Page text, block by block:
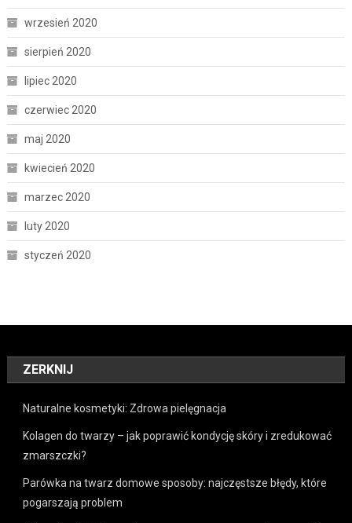
wrzesień 2020
sierpień 2020
lipiec 2020
czerwiec 2020
maj 2020
kwiecień 2020
marzec 2020
luty 2020
styczeń 2020
ZERKNIJ
Naturalne kosmetyki: Zdrowa pielęgnacja
Kolagen do twarzy – jak poprawić kondycję skóry i zredukować
zmarszczki?
Parówka na twarz domowe sposoby: najczęstsze błędy, które
pogarszają problem